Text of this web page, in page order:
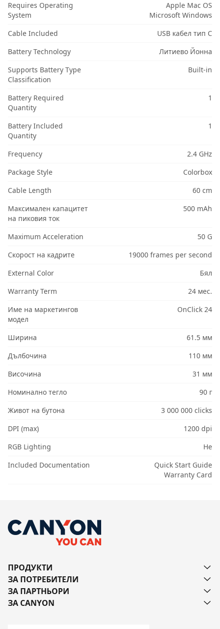
Requires Operating
System
Apple Mac OS
Microsoft Windows
Cable Included
USB кабел тип C
Battery Technology
Литиево Йонна
Supports Battery Type
Classification
Built-in
Battery Required
Quantity
1
Battery Included
Quantity
1
Frequency
2.4 GHz
Package Style
Colorbox
Cable Length
60 cm
Максимален капацитет
на пиковия ток
500 mAh
Maximum Acceleration
50 G
Скорост на кадрите
19000 frames per second
External Color
Бял
Warranty Term
24 мес.
Име на маркетингов
модел
OnClick 24
Ширина
61.5 мм
Дълбочина
110 мм
Височина
31 мм
Номинално тегло
90 г
Живот на бутона
3 000 000 clicks
DPI (max)
1200 dpi
RGB Lighting
Не
Included Documentation
Quick Start Guide
Warranty Card
ПРОДУКТИ
ЗА ПОТРЕБИТЕЛИ
ЗА ПАРТНЬОРИ
ЗА CANYON